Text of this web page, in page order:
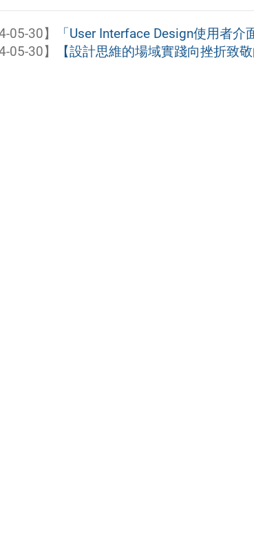
05-30】
「User Interface Design使用者介
05-30】
【設計思維的場域實踐向挫折致敬